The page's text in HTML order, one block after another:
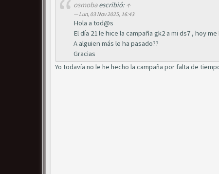
osmobaescribió: ↑
Lun, 03 Nov 2025, 16:43
Hola a tod@s
El día 21 le hice la campaña gk2 a mi ds7 , hoy
A alguien más le ha pasado??
Gracias
Yo todavía no le he hecho la campaña por falta de